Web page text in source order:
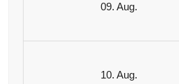
09. Aug.
10. Aug.